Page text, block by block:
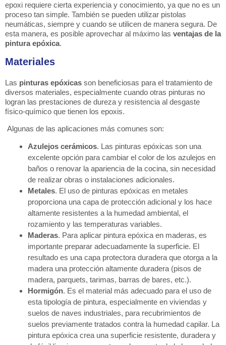
epoxi requiere cierta experiencia y conocimiento, ya que no es un
proceso tan simple. También se pueden utilizar pistolas
neumáticas, siempre y cuando se utilicen de manera segura. De
esta manera, es posible aprovechar al máximo las ventajas de la
pintura epóxica.
Materiales
Las pinturas epóxicas son beneficiosas para el tratamiento de
diversos materiales, especialmente cuando otras pinturas no
logran las prestaciones de dureza y resistencia al desgaste
físico-químico que tienen los epoxis.
Algunas de las aplicaciones más comunes son:
Azulejos cerámicos. Las pinturas epóxicas son una
excelente opción para cambiar el color de los azulejos en
baños o renovar la apariencia de la cocina, sin necesidad
de realizar obras o instalaciones adicionales.
Metales. El uso de pinturas epóxicas en metales
proporciona una capa de protección adicional y los hace
altamente resistentes a la humedad ambiental, el
rozamiento y las temperaturas variables.
Maderas. Para aplicar pintura epóxica en maderas, es
importante preparar adecuadamente la superficie. El
resultado es una capa protectora duradera que otorga a la
madera una protección altamente duradera (pisos de
madera, parquets, tarimas, barras de bares, etc.).
Hormigón. Es el material más adecuado para el uso de
esta tipología de pintura, especialmente en viviendas y
suelos de naves industriales, para recubrimientos de
suelos previamente tratados contra la humedad capilar. La
pintura epóxica crea una superficie resistente, duradera y